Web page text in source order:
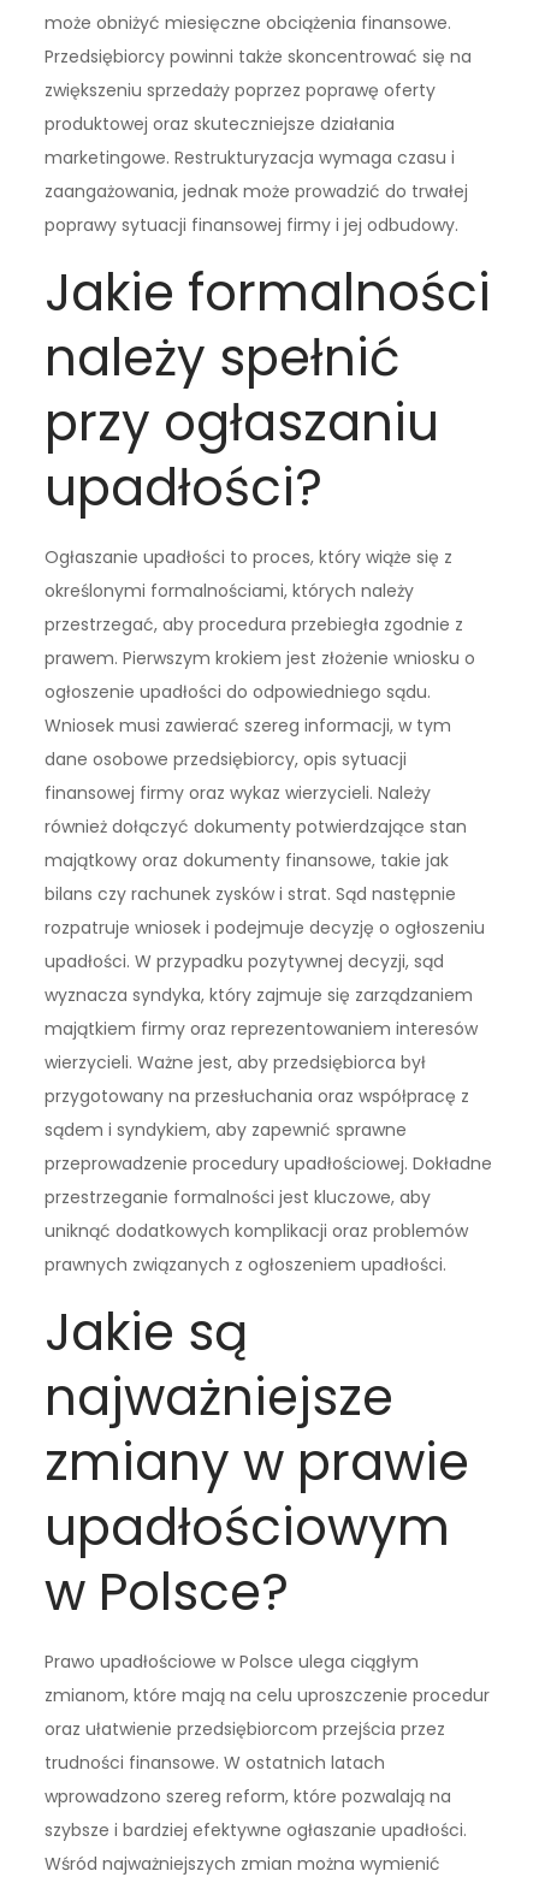
może obniżyć miesięczne obciążenia finansowe.
Przedsiębiorcy powinni także skoncentrować się na
zwiększeniu sprzedaży poprzez poprawę oferty
produktowej oraz skuteczniejsze działania
marketingowe. Restrukturyzacja wymaga czasu i
zaangażowania, jednak może prowadzić do trwałej
poprawy sytuacji finansowej firmy i jej odbudowy.
Jakie formalności
należy spełnić
przy ogłaszaniu
upadłości?
Ogłaszanie upadłości to proces, który wiąże się z
określonymi formalnościami, których należy
przestrzegać, aby procedura przebiegła zgodnie z
prawem. Pierwszym krokiem jest złożenie wniosku o
ogłoszenie upadłości do odpowiedniego sądu.
Wniosek musi zawierać szereg informacji, w tym
dane osobowe przedsiębiorcy, opis sytuacji
finansowej firmy oraz wykaz wierzycieli. Należy
również dołączyć dokumenty potwierdzające stan
majątkowy oraz dokumenty finansowe, takie jak
bilans czy rachunek zysków i strat. Sąd następnie
rozpatruje wniosek i podejmuje decyzję o ogłoszeniu
upadłości. W przypadku pozytywnej decyzji, sąd
wyznacza syndyka, który zajmuje się zarządzaniem
majątkiem firmy oraz reprezentowaniem interesów
wierzycieli. Ważne jest, aby przedsiębiorca był
przygotowany na przesłuchania oraz współpracę z
sądem i syndykiem, aby zapewnić sprawne
przeprowadzenie procedury upadłościowej. Dokładne
przestrzeganie formalności jest kluczowe, aby
uniknąć dodatkowych komplikacji oraz problemów
prawnych związanych z ogłoszeniem upadłości.
Jakie są
najważniejsze
zmiany w prawie
upadłościowym
w Polsce?
Prawo upadłościowe w Polsce ulega ciągłym
zmianom, które mają na celu uproszczenie procedur
oraz ułatwienie przedsiębiorcom przejścia przez
trudności finansowe. W ostatnich latach
wprowadzono szereg reform, które pozwalają na
szybsze i bardziej efektywne ogłaszanie upadłości.
Wśród najważniejszych zmian można wymienić